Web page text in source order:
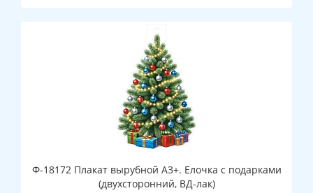
Ф-18172 Плакат вырубной А3+. Елочка с подарками
(двухсторонний, ВД-лак)